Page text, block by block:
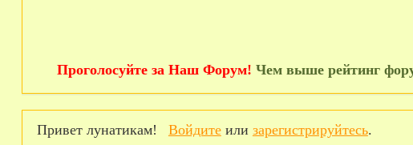
Проголосуйте за Наш Форум! Чем выше рейтинг
Привет лунатикам! Войдитеили зарегистрируйтесь.